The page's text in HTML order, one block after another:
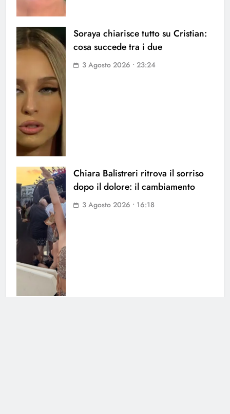
Soraya chiarisce tutto su Cristian:
cosa succede tra i due
3 Agosto 2026 • 23:24
Chiara Balistreri ritrova il sorriso
dopo il dolore: il cambiamento
3 Agosto 2026 • 16:18